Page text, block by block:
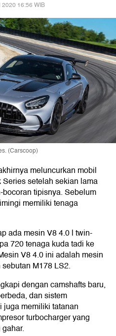
16:56 WIB
(Carscoop)
meluncurkan mobil
setelah sekian lama
tipisnya. Sebelum
memiliki tenaga
ada mesin V8 4.0 l twin-
720 tenaga kuda tadi ke
V8 4.0 ini adalah mesin
M178 LS2.
dengan camshafts baru,
dan sistem
juga memiliki tatanan
turbocharger yang